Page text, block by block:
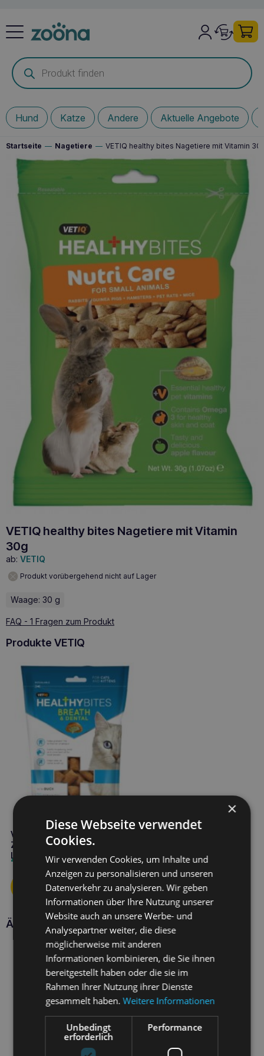
Products
search
Hund Katze Andere Aktuelle Angebote
Startseite — Nagetiere — VETIQ healthy bites Nagetiere mit Vitamin
VETIQ healthy bites Nagetiere mit Vitamin
30g
ab: VETIQ
Produkt vorübergehend nicht auf Lager
Waage: 30 g
FAQ - 1 Fragen zum Produkt
Produkte VETIQ
VETIQ Healthy Bites Atem- und
Zahnpflege 65g frischer Atem
Leckerbissen für Katzen
4,60
Ähnliche Produkte
×
Diese Webseite verwendet
Cookies.
Wir verwenden Cookies, um Inhalte und
Anzeigen zu personalisieren und unseren
Datenverkehr zu analysieren. Wir geben
Informationen über Ihre Nutzung unserer
Website auch an unsere Werbe- und
Analysepartner weiter, die diese
möglicherweise mit anderen
Informationen kombinieren, die Sie ihnen
bereitgestellt haben oder die sie im
Rahmen Ihrer Nutzung ihrer Dienste
gesammelt haben.Weitere Informationen
Unbedingt
erforderlich
Performance